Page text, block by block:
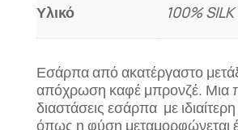
Υλικό 100% SILK
Εσάρπα από ακατέργαστο
απόχρωση καφέ μπρονζέ. Μια
διαστάσεις εσάρπα με
όπως η φύση μεταμορφώνεται